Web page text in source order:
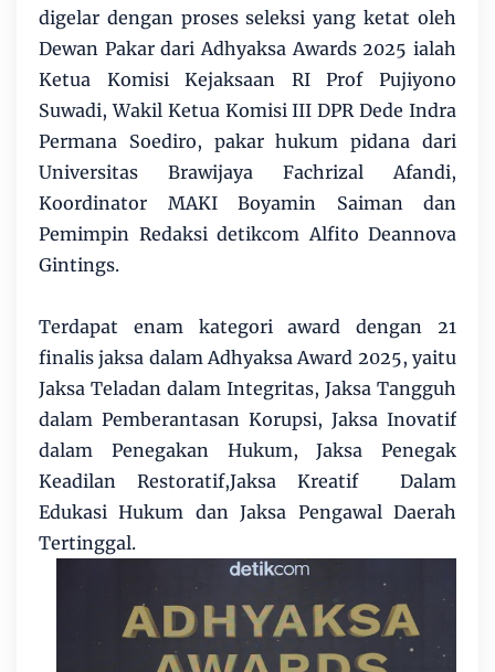
digelar dengan proses seleksi yang ketat oleh
Dewan Pakar dari Adhyaksa Awards 2025 ialah
Ketua Komisi Kejaksaan RI Prof Pujiyono
Suwadi, Wakil Ketua Komisi III DPR Dede Indra
Permana Soediro, pakar hukum pidana dari
Universitas Brawijaya Fachrizal Afandi,
Koordinator MAKI Boyamin Saiman dan
Pemimpin Redaksi detikcom Alfito Deannova
Gintings.
Terdapat enam kategori award dengan 21
finalis jaksa dalam Adhyaksa Award 2025, yaitu
Jaksa Teladan dalam Integritas, Jaksa Tangguh
dalam Pemberantasan Korupsi, Jaksa Inovatif
dalam Penegakan Hukum, Jaksa Penegak
Keadilan Restoratif,Jaksa Kreatif Dalam
Edukasi Hukum dan Jaksa Pengawal Daerah
Tertinggal.